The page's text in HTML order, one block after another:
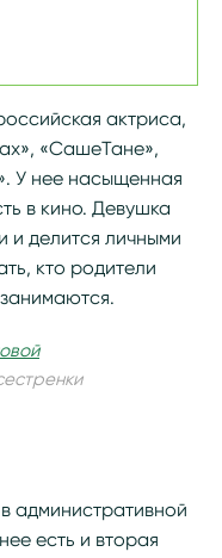
актриса,
«СашеТане»,
У нее насыщенная
в кино. Девушка
и делится личными
кто родители
административной
есть и вторая